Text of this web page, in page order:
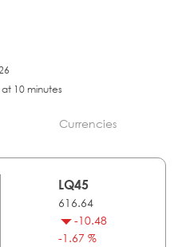
10 minutes
Currencies
LQ45
616.64
-10.48
-1.67 %